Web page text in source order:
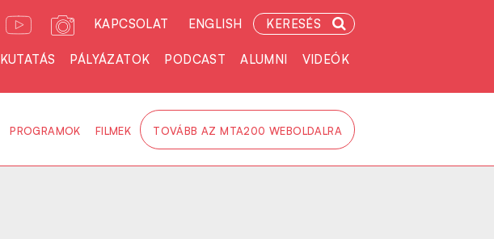
KAPCSOLAT ENGLISH KERESÉS
KUTATÁS PÁLYÁZATOK PODCAST ALUMNI VIDEÓK
PROGRAMOK FILMEK TOVÁBB AZ MTA200 WEBOLDALRA